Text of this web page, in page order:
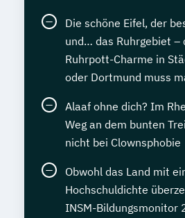
Die schöne Eifel, der
und… das Ruhrgebiet –
Ruhrpott-Charme in
oder Dortmund muss
Alaaf ohne dich? Im
Weg an dem bunten
nicht bei Clownsphobie
Obwohl das Land mit
Hochschuldichte
INSM-Bildungsmonitor